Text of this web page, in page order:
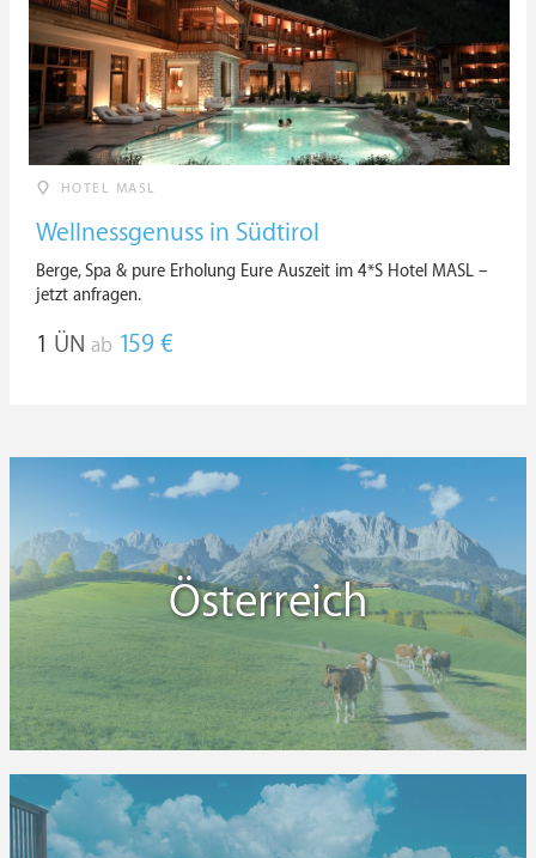
HOTEL MASL
Wellnessgenuss in Südtirol
Berge, Spa & pure Erholung Eure Auszeit im 4*S Hotel MASL –
jetzt anfragen.
1 ÜN ab 159 €
Österreich